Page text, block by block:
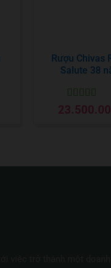
Rượu Chivas
Salute 38
Được xếp
hạng 5 5